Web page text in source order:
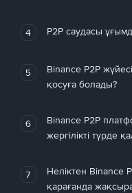
4 P2P саудасы
5
Binance P2P
қосуға болады?
6
Binance P2P
жергілікті түрде
7
Неліктен Binance
қарағанда